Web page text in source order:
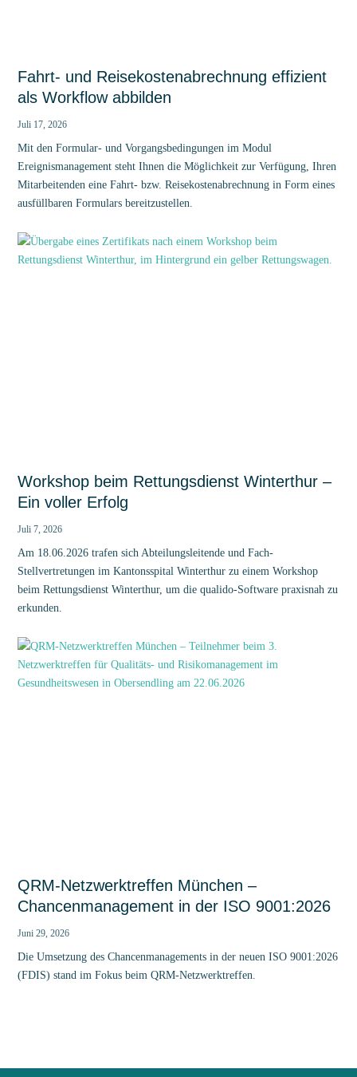
Fahrt- und Reisekostenabrechnung effizient
als Workflow abbilden
Juli 17, 2026
Mit den Formular- und Vorgangsbedingungen im Modul
Ereignismanagement steht Ihnen die Möglichkeit zur Verfügung, Ihren
Mitarbeitenden eine Fahrt- bzw. Reisekostenabrechnung in Form eines
ausfüllbaren Formulars bereitzustellen.
Workshop beim Rettungsdienst Winterthur –
Ein voller Erfolg
Juli 7, 2026
Am 18.06.2026 trafen sich Abteilungsleitende und Fach-
Stellvertretungen im Kantonsspital Winterthur zu einem Workshop
beim Rettungsdienst Winterthur, um die qualido-Software praxisnah zu
erkunden.
QRM-Netzwerktreffen München –
Chancenmanagement in der ISO 9001:2026
Juni 29, 2026
Die Umsetzung des Chancenmanagements in der neuen ISO 9001:2026
(FDIS) stand im Fokus beim QRM-Netzwerktreffen.